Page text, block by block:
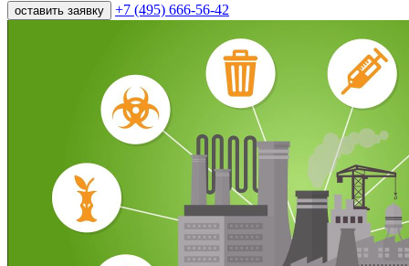
оставить заявку +7 (495) 666-56-42